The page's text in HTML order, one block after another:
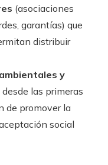
(asociaciones
garantías) que
distribuir
y
desde las primeras
de promover la
social